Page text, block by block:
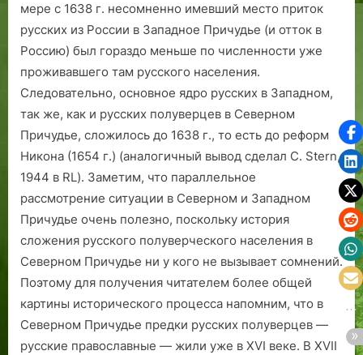
мере с 1638 г. несомненно имевший место приток
русских из России в Западное Причудье (и отток в
Россию) был гораздо меньше по численности уже
проживавшего там русского населения.
Следовательно, основное ядро русских в Западном,
так же, как и русских полуверцев в Северном
Причудье, сложилось до 1638 г., то есть до реформ
Никона (1654 г.) (аналогичный вывод сделал C. Stern,
1944 в RL). Заметим, что параллельное
рассмотрение ситуации в Северном и Западном
Причудье очень полезно, поскольку история
сложения русского полуверческого населения в
Северном Причудье ни у кого не вызывает сомнений.
Поэтому для получения читателем более общей
картины исторического процесса напомним, что в
Северном Причудье предки русских полуверцев —
русские православные — жили уже в XVI веке. В XVII